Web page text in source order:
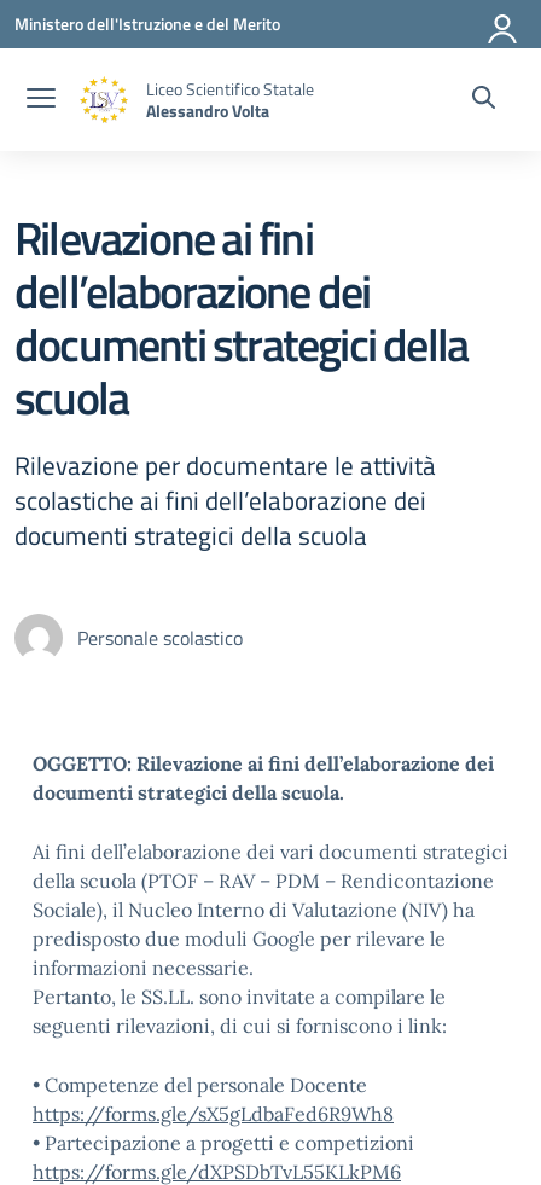
Vai ai contenuti
Vai al menu di navigazione
Vai al footer
Ministero dell'Istruzione e del Merito
Liceo Scientifico Statale
Alessandro Volta
Rilevazione ai fini
dell’elaborazione dei
documenti strategici della
scuola
Rilevazione per documentare le attività
scolastiche ai fini dell’elaborazione dei
documenti strategici della scuola
Personale scolastico
OGGETTO: Rilevazione ai fini dell’elaborazione dei
documenti strategici della scuola.
Ai fini dell’elaborazione dei vari documenti strategici
della scuola (PTOF – RAV – PDM – Rendicontazione
Sociale), il Nucleo Interno di Valutazione (NIV) ha
predisposto due moduli Google per rilevare le
informazioni necessarie.
Pertanto, le SS.LL. sono invitate a compilare le
seguenti rilevazioni, di cui si forniscono i link:
• Competenze del personale Docente
https://forms.gle/sX5gLdbaFed6R9Wh8
• Partecipazione a progetti e competizioni
https://forms.gle/dXPSDbTvL55KLkPM6